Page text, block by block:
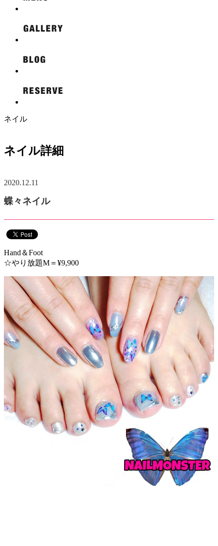
ネイル
ネイル詳細
2020.12.11
蝶々ネイル
Hand＆Foot
☆やり放題M＝¥9,900